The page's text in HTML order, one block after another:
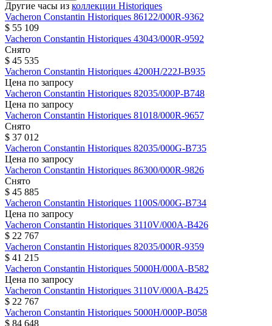
Другие часы из коллекции Historiques
Vacheron Constantin Historiques 86122/000R-9362
$ 55 109
Vacheron Constantin Historiques 43043/000R-9592
Снято
$ 45 535
Vacheron Constantin Historiques 4200H/222J-B935
Цена по запросу
Vacheron Constantin Historiques 82035/000P-B748
Цена по запросу
Vacheron Constantin Historiques 81018/000R-9657
Снято
$ 37 012
Vacheron Constantin Historiques 82035/000G-B735
Цена по запросу
Vacheron Constantin Historiques 86300/000R-9826
Снято
$ 45 885
Vacheron Constantin Historiques 1100S/000G-B734
Цена по запросу
Vacheron Constantin Historiques 3110V/000A-B426
$ 22 767
Vacheron Constantin Historiques 82035/000R-9359
$ 41 215
Vacheron Constantin Historiques 5000H/000A-B582
Цена по запросу
Vacheron Constantin Historiques 3110V/000A-B425
$ 22 767
Vacheron Constantin Historiques 5000H/000P-B058
$ 84 648